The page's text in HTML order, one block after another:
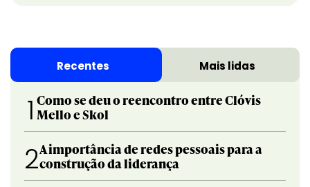
Recentes Mais lidas
1 Como se deu o reencontro entre Clóvis
Mello e Skol
2A importância de redes pessoais para a
construção da liderança